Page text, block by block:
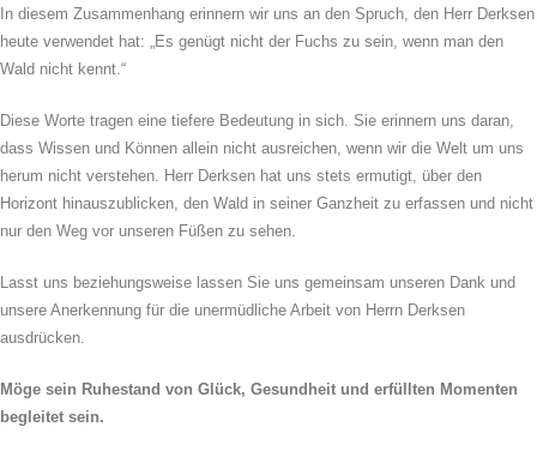
In diesem Zusammenhang erinnern wir uns an den Spruch, den Herr Derksen
heute verwendet hat: „Es genügt nicht der Fuchs zu sein, wenn man den
Wald nicht kennt.“
Diese Worte tragen eine tiefere Bedeutung in sich. Sie erinnern uns daran,
dass Wissen und Können allein nicht ausreichen, wenn wir die Welt um uns
herum nicht verstehen. Herr Derksen hat uns stets ermutigt, über den
Horizont hinauszublicken, den Wald in seiner Ganzheit zu erfassen und nicht
nur den Weg vor unseren Füßen zu sehen.
Lasst uns beziehungsweise lassen Sie uns gemeinsam unseren Dank und
unsere Anerkennung für die unermüdliche Arbeit von Herrn Derksen
ausdrücken.
Möge sein Ruhestand von Glück, Gesundheit und erfüllten Momenten
begleitet sein.